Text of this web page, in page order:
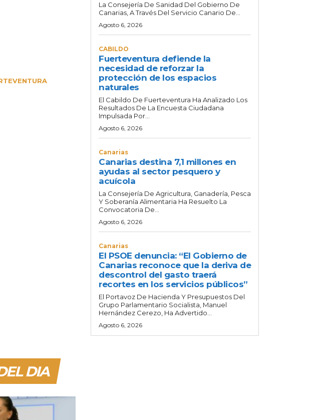
La Consejería De Sanidad Del Gobierno De
Canarias, A Través Del Servicio Canario De...
Agosto 6, 2026
CABILDO
Fuerteventura defiende la
necesidad de reforzar la
protección de los espacios
naturales
El Cabildo De Fuerteventura Ha Analizado Los
Resultados De La Encuesta Ciudadana
Impulsada Por...
Agosto 6, 2026
Canarias
Canarias destina 7,1 millones en
ayudas al sector pesquero y
acuícola
La Consejería De Agricultura, Ganadería, Pesca
Y Soberanía Alimentaria Ha Resuelto La
Convocatoria De...
Agosto 6, 2026
Canarias
El PSOE denuncia: “El Gobierno de
Canarias reconoce que la deriva de
descontrol del gasto traerá
recortes en los servicios públicos”
El Portavoz De Hacienda Y Presupuestos Del
Grupo Parlamentario Socialista, Manuel
Hernández Cerezo, Ha Advertido...
Agosto 6, 2026
DIA